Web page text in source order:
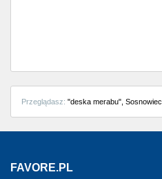
Przeglądasz: "deska merabu", Sosnowiec
FAVORE.PL
Sosnowiec
Opole